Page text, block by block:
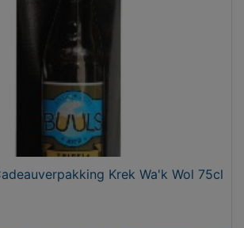
Krek Wa'k Wol 75cl